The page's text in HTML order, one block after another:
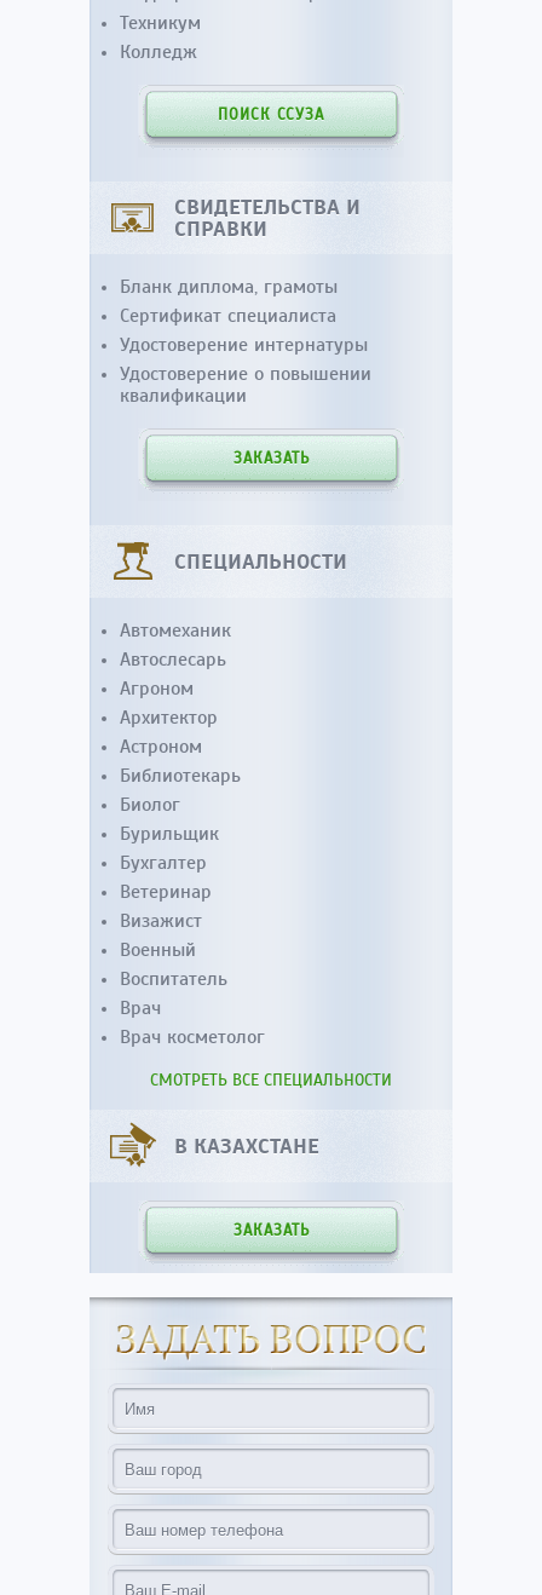
Техникум
Колледж
ПОИСК ССУЗА
СВИДЕТЕЛЬСТВА И
СПРАВКИ
Бланк диплома, грамоты
Сертификат специалиста
Удостоверение интернатуры
Удостоверение о повышении
квалификации
ЗАКАЗАТЬ
СПЕЦИАЛЬНОСТИ
Автомеханик
Автослесарь
Агроном
Архитектор
Астроном
Библиотекарь
Биолог
Бурильщик
Бухгалтер
Ветеринар
Визажист
Военный
Воспитатель
Врач
Врач косметолог
СМОТРЕТЬ ВСЕ СПЕЦИАЛЬНОСТИ
В КАЗАХСТАНЕ
ЗАКАЗАТЬ